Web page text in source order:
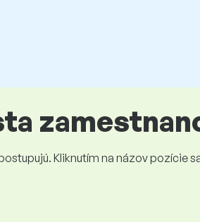
Kliknutím na názov pozície